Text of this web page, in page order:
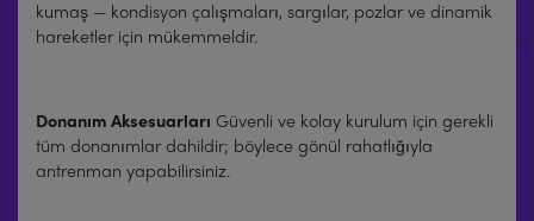
kumaş — kondisyon çalışmaları, sargılar, pozlar ve dinamik
hareketler için mükemmeldir.
Donanım Aksesuarları Güvenli ve kolay kurulum için gerekli
tüm donanımlar dahildir; böylece gönül rahatlığıyla
antrenman yapabilirsiniz.